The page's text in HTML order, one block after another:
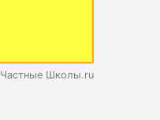
Частные Школы.ru